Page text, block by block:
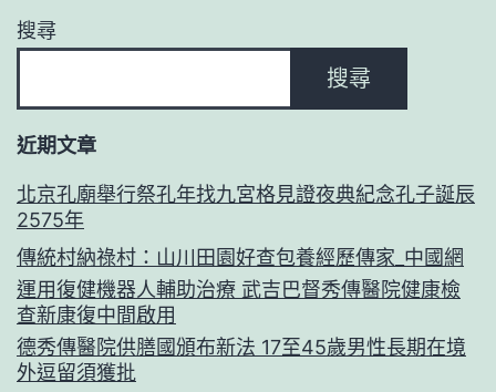
搜尋
搜尋
近期文章
北京孔廟舉行祭孔年找九宮格見證夜典紀念孔子誕辰
2575年
傳統村納祿村：山川田園好查包養經歷傳家_中國網
運用復健機器人輔助治療 武吉巴督秀傳醫院健康檢
查新康復中間啟用
德秀傳醫院供膳國頒布新法 17至45歲男性長期在境
外逗留須獲批